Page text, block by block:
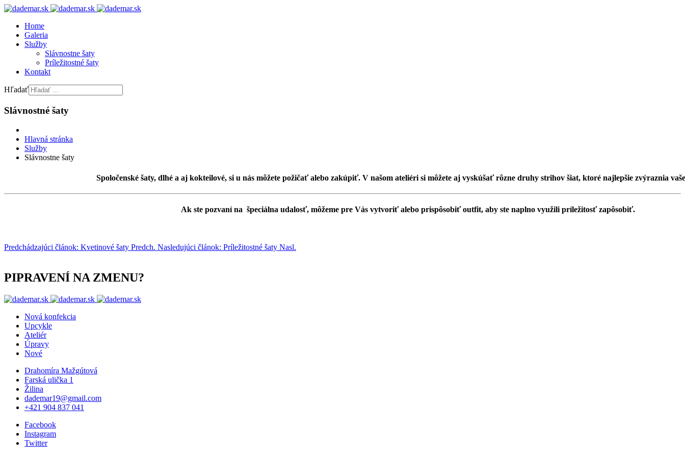
Home
Galeria
Služby
Slávnostne šaty
Príležitostné šaty
Kontakt
Hľadať
Slávnostné šaty
Hlavná stránka
Služby
Slávnostne šaty
Spoločenské šaty, dlhé a aj kokteilové, si u nás môžete požičať alebo zakúpiť. V našom ateliéri si môžete aj vyskúšať rôzne druhy strihov šiat, ktoré najlepšie zvýraznia
Ak ste pozvaní na špeciálna udalosť, môžeme pre Vás vytvoriť alebo prispôsobiť outfit, aby ste naplno využili príležitosť zapôsobiť.
Predchádzajúci článok: Kvetinové šaty Predch. Nasledujúci článok: Príležitostné šaty Nasl.
PIPRAVENÍ NA ZMENU?
Nová konfekcia
Upcykle
Ateliér
Úpravy
Nové
Drahomíra Mažgútová
Farská ulička 1
Žilina
dademar19@gmail.com
+421 904 837 041
Facebook
Instagram
Twitter